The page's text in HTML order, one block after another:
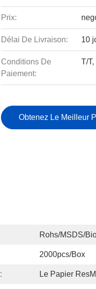
Prix:
Délai De Livraison: 10
Conditions De
Paiement:
T/
Obtenez Le Meilleur
Rohs/MSDS/
2000pcs/box
Le Papier